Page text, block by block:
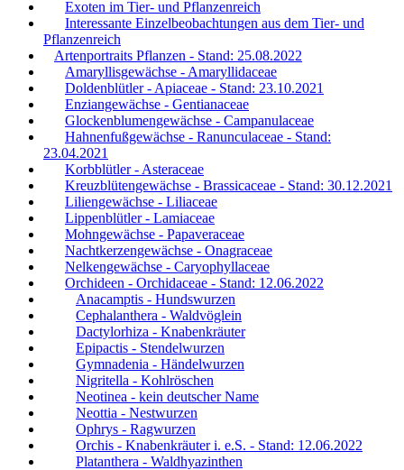
Exoten im Tier- und Pflanzenreich
Interessante Einzelbeobachtungen aus dem Tier- und
Pflanzenreich
Artenportraits Pflanzen - Stand: 25.08.2022
Amaryllisgewächse - Amaryllidaceae
Doldenblütler - Apiaceae - Stand: 23.10.2021
Enziangewächse - Gentianaceae
Glockenblumengewächse - Campanulaceae
Hahnenfußgewächse - Ranunculaceae - Stand:
23.04.2021
Korbblütler - Asteraceae
Kreuzblütengewächse - Brassicaceae - Stand: 30.12.2021
Liliengewächse - Liliaceae
Lippenblütler - Lamiaceae
Mohngewächse - Papaveraceae
Nachtkerzengewächse - Onagraceae
Nelkengewächse - Caryophyllaceae
Orchideen - Orchidaceae - Stand: 12.06.2022
Anacamptis - Hundswurzen
Cephalanthera - Waldvöglein
Dactylorhiza - Knabenkräuter
Epipactis - Stendelwurzen
Gymnadenia - Händelwurzen
Nigritella - Kohlröschen
Neotinea - kein deutscher Name
Neottia - Nestwurzen
Ophrys - Ragwurzen
Orchis - Knabenkräuter i. e.S. - Stand: 12.06.2022
Platanthera - Waldhyazinthen